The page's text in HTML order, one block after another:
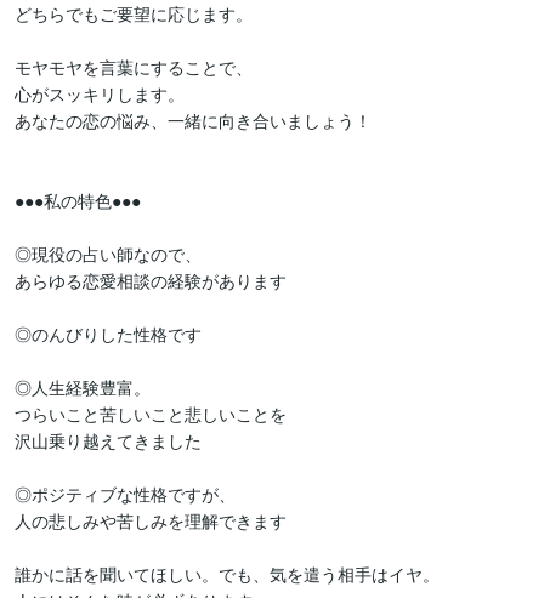
どちらでもご要望に応じます。
モヤモヤを言葉にすることで、
心がスッキリします。
あなたの恋の悩み、一緒に向き合いましょう！
●●●私の特色●●●
◎現役の占い師なので、
あらゆる恋愛相談の経験があります
◎のんびりした性格です
◎人生経験豊富。
つらいこと苦しいこと悲しいことを
沢山乗り越えてきました
◎ポジティブな性格ですが、
人の悲しみや苦しみを理解できます
誰かに話を聞いてほしい。でも、気を遣う相手はイヤ。